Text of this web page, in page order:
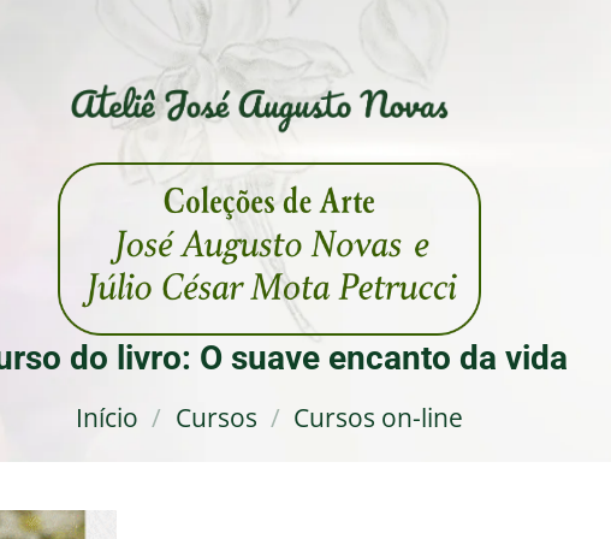
do livro: O suave encanto da vida
Início / Cursos / Cursos on-line